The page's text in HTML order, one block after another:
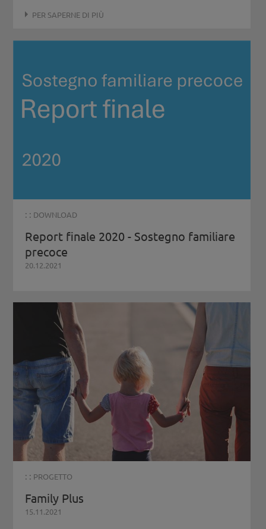
PER SAPERNE DI PIÙ
: : DOWNLOAD
Report finale 2020 - Sostegno familiare
precoce
20.12.2021
: : PROGETTO
Family Plus
15.11.2021